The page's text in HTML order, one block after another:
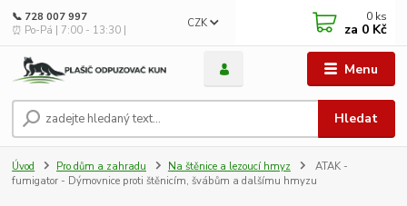
Menu
CZK
Hledat
📞 728 007 997
⏰ Po-Pá | 7:00 - 13:30 |
0 ks
za 0 Kč
Úvod Pro dům a zahradu Na štěnice a lezoucí hmyz
ATAK -
fumigator - Dýmovnice proti štěnicím, švábům a dalšímu hmyzu